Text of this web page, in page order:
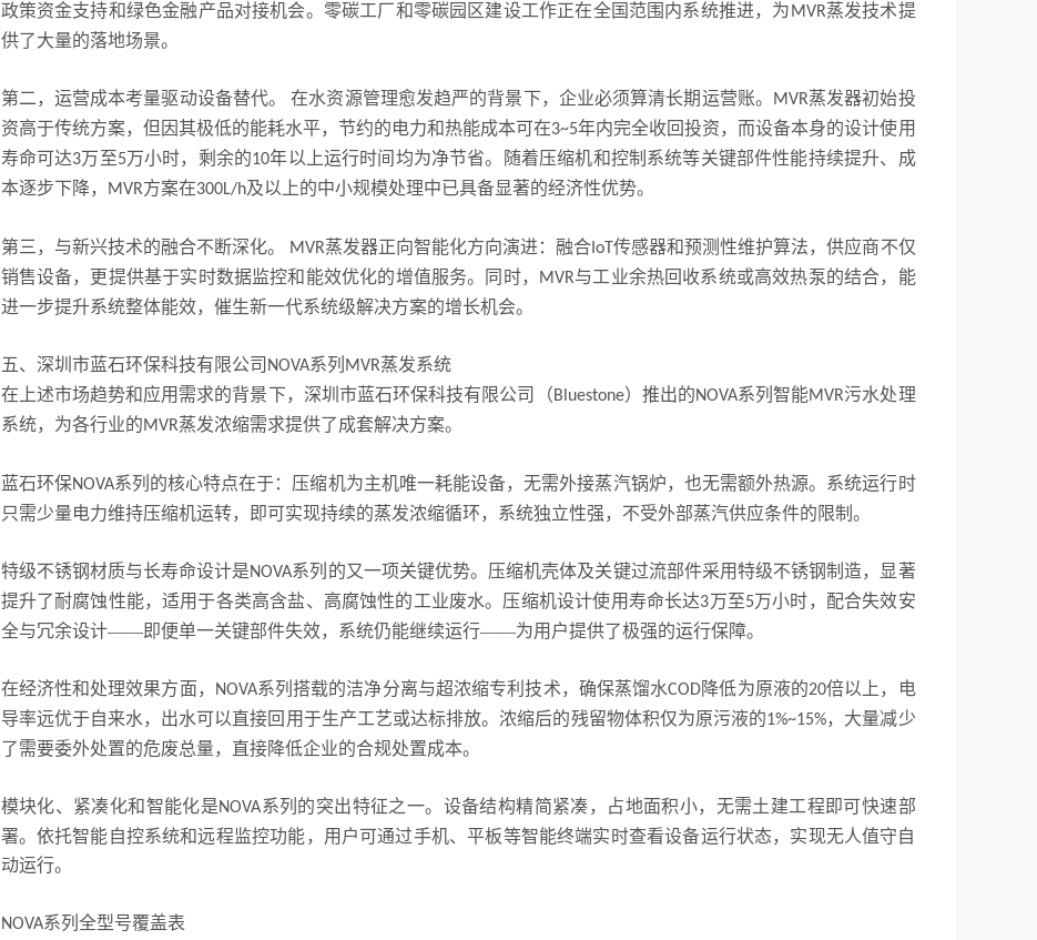
政策资金支持和绿色金融产品对接机会。零碳工厂和零碳园区建设工作正在全国范围内系统推进，为 MVR蒸发技术提
供了大量的落地场景。
第二，运营成本考量驱动设备替代。 在水资源管理愈发趋严的背景下，企业必须算清长期运营账。 MVR蒸发器初始投
资高于传统方案，但因其极低的能耗水平，节约的电力和热能成本可在3~5年内完全收回投资，而设备本身的设计使用
寿命可达3万至5万小时，剩余的10年以上运行时间均为净节省。随着压缩机和控制系统等关键部件性能持续提升、成
本逐步下降，
MVR方案在300L/h及以上的中小规模处理中已具备显著的经济性优势。
第三，与新兴技术的融合不断深化。 MVR蒸发器正向智能化方向演进：融合 IoT传感器和预测性维护算法，供应商不仅
销售设备，更提供基于实时数据监控和能效优化的增值服务。同时，
MVR与工业余热回收系统或高效热泵的结合，能
进一步提升系统整体能效，催生新一代系统级解决方案的增长机会。
五、深圳市蓝石环保科技有限公司 NOVA系列 MVR蒸发系统
在上述市场趋势和应用需求的背景下，深圳市蓝石环保科技有限公司（Bluestone）推出的NOVA系列智能MVR污水处理
系统，为各行业的MVR蒸发浓缩需求提供了成套解决方案。
蓝石环保NOVA系列的核心特点在于：压缩机为主机唯一耗能设备，无需外接蒸汽锅炉，也无需额外热源。系统运行时
只需少量电力维持压缩机运转，即可实现持续的蒸发浓缩循环，系统独立性强，不受外部蒸汽供应条件的限制。
特级不锈钢材质与长寿命设计是NOVA系列的又一项关键优势。压缩机壳体及关键过流部件采用特级不锈钢制造，显著
提升了耐腐蚀性能，适用于各类高含盐、高腐蚀性的工业废水。压缩机设计使用寿命长达3万至5万小时，配合失效安
全与冗余设计——即便单一关键部件失效，系统仍能继续运行——为用户提供了极强的运行保障。
在经济性和处理效果方面， NOVA系列搭载的洁净分离与超浓缩专利技术，确保蒸馏水COD降低为原液的20倍以上，电
导率远优于自来水，出水可以直接回用于生产工艺或达标排放。浓缩后的残留物体积仅为原污液的1%~15%，大量减少
了需要委外处置的危废总量，直接降低企业的合规处置成本。
模块化、紧凑化和智能化是NOVA系列的突出特征之一。设备结构精简紧凑，占地面积小，无需土建工程即可快速部
署。依托智能自控系统和远程监控功能，用户可通过手机、平板等智能终端实时查看设备运行状态，实现无人值守自
动运行。
NOVA系列全型号覆盖表